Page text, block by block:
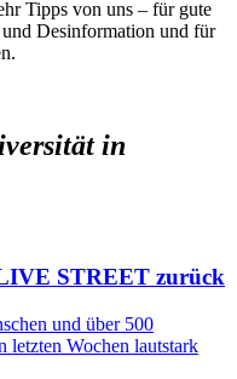
Tipps von uns – für gute
Desinformation und für
in
STREET zurück
und über 500
letzten Wochen lautstark